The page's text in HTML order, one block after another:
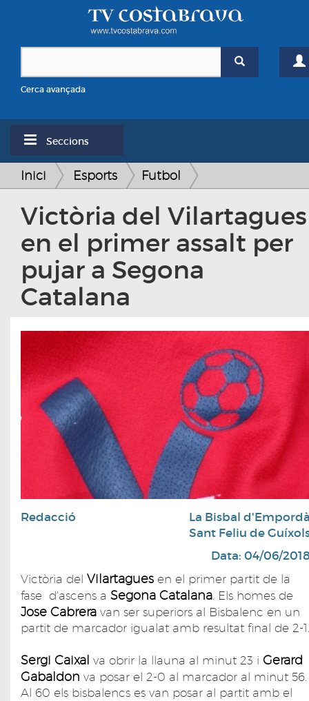
Cerca avançada
Seccions
Inici Esports Futbol
Victòria del Vilartagues
en el primer assalt per
pujar a Segona
Catalana
Redacció
La Bisbal
Sant Feliu de
Data: 04/06/
Victòria del Vilartagues en el primer partit de la
fase d'ascens a Segona Catalana. Els homes de
Jose Cabrera van ser superiors al Bisbalenc en un
partit de marcador igualat amb resultat final de 2-1.
Sergi Caixal va obrir la llauna al minut 23 i Gerard
Gabaldon va posar el 2-0 al marcador al minut 56.
Al 60 els bisbalencs es van posar al partit amb el